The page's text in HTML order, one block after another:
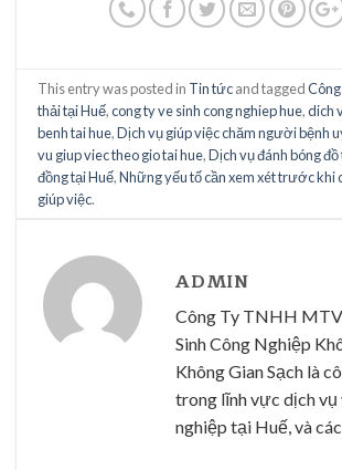
This entry was posted in Tin tứcand tagged
thải tại Huế,cong ty ve sinh cong nghiep hue,dich
benh tai hue,Dịch vụ giúp việc chăm người bệnh
vu giup viec theo gio tai hue,Dịch vụ đánh bóng
đồng tại Huế,Những yếu tố cần xem xét trước khi
giúp việc.
ADMIN
Công Ty TNHH
Sinh Công Nghiệp
Không Gian Sạch là
trong lĩnh vực dịch vụ
nghiệp tại Huế, và